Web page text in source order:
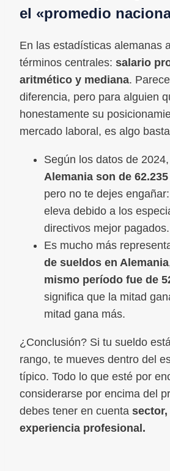
el «promedio
En las estadísticas alemanas
términos centrales: salario
aritmético y mediana.
diferencia, pero para alguien
honestamente su
mercado laboral, es algo
Según los datos de
Alemania son de
pero no te dejes
eleva debido a los
directivos mejor pagados.
Es mucho más
de sueldos en Alemania
mismo período fue de
significa que la mitad
mitad gana más.
¿Conclusión? Si tu sueldo
rango, te mueves dentro del
típico. Todo lo que esté por
considerarse por encima del
debes tener en cuenta
experiencia profesional.